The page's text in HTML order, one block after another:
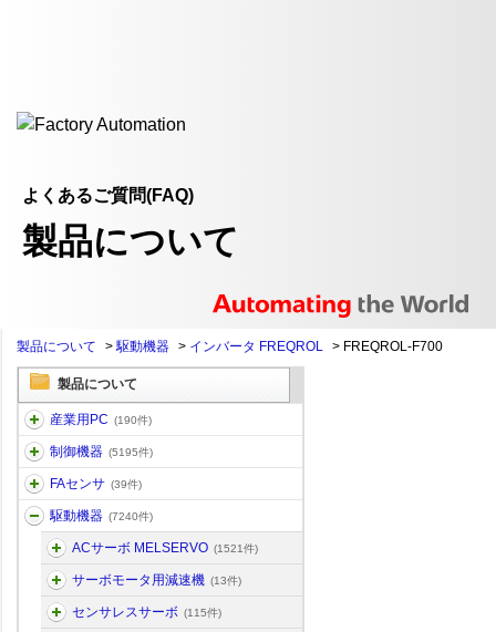
よくあるご質問(FAQ)
製品について
製品について >駆動機器 > インバータ FREQROL > FREQROL-F700
製品について
産業用PC (190件)
制御機器 (5195件)
FAセンサ (39件)
駆動機器 (7240件)
ACサーボ MELSERVO (1521件)
サーボモータ用減速機 (13件)
センサレスサーボ (115件)